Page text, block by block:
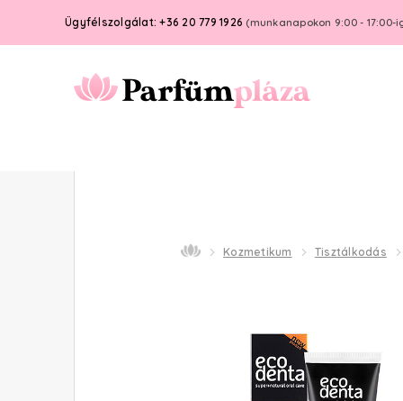
Ügyfélszolgálat: +36 20 779 1926 (munkanapokon 9:00 - 17:00-
Kozmetikum Tisztálkodás